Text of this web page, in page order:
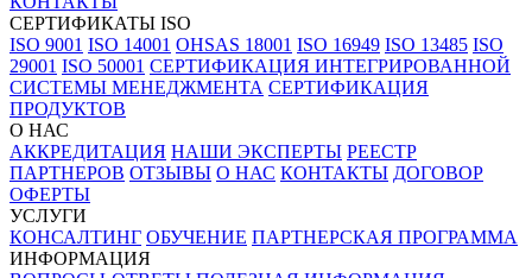
СЕРТИФИКАТЫ ISO
ISO 9001 ISO 14001 OHSAS 18001 ISO 16949 ISO 13485 ISO
29001 ISO 50001 СЕРТИФИКАЦИЯ ИНТЕГРИРОВАННОЙ
СИСТЕМЫ МЕНЕДЖМЕНТА СЕРТИФИКАЦИЯ
ПРОДУКТОВ
О НАС
АККРЕДИТАЦИЯ НАШИ ЭКСПЕРТЫ РЕЕСТР
ПАРТНЕРОВ ОТЗЫВЫ О НАС КОНТАКТЫ ДОГОВОР
ОФЕРТЫ
УСЛУГИ
КОНСАЛТИНГ ОБУЧЕНИЕ ПАРТНЕРСКАЯ ПРОГРАММА
ИНФОРМАЦИЯ